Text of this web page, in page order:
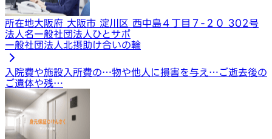
所在地大阪府 大阪市 淀川区 西中島４丁目７-２０ 302号
法人名一般社団法人ひとサポ
一般社団法人北摂助け合いの輪
入院費や施設入所費の…物や他人に損害を与え…ご逝去後の
ご遺体や残…